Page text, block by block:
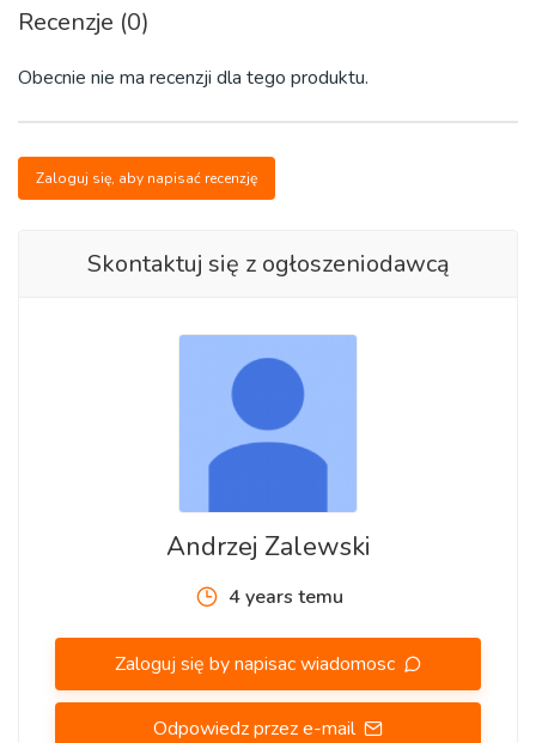
Recenzje (0)
Obecnie nie ma recenzji dla tego produktu.
Zaloguj się, aby napisać recenzję
Skontaktuj się z ogłoszeniodawcą
Andrzej Zalewski
4 years temu
Zaloguj się by napisac wiadomosc
Odpowiedz przez e-mail